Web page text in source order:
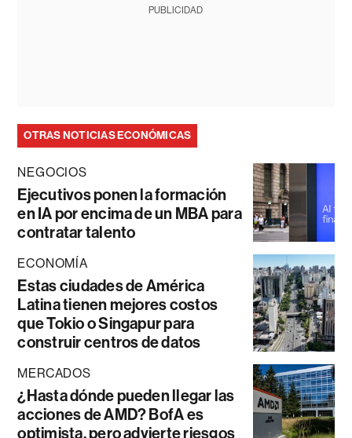
PUBLICIDAD
OTRAS NOTICIAS ECONÓMICAS
NEGOCIOS
Ejecutivos ponen la formación
en IA por encima de un MBA para
contratar talento
ECONOMÍA
Estas ciudades de América
Latina tienen mejores costos
que Tokio o Singapur para
construir centros de datos
MERCADOS
¿Hasta dónde pueden llegar las
acciones de AMD? BofA es
optimista, pero advierte riesgos